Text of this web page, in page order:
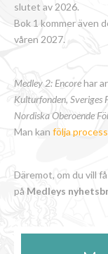
slutet av 2026.
Bok 1 kommer även
våren 2027.
Medley 2: Encorehar
Kulturfonden,
Nordiska Oberoende
Man kan följa
Däremot, om du vill
på Medleys